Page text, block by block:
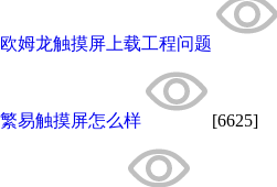
欧姆龙触摸屏上载工程问题
繁易触摸屏怎么样 [6625]